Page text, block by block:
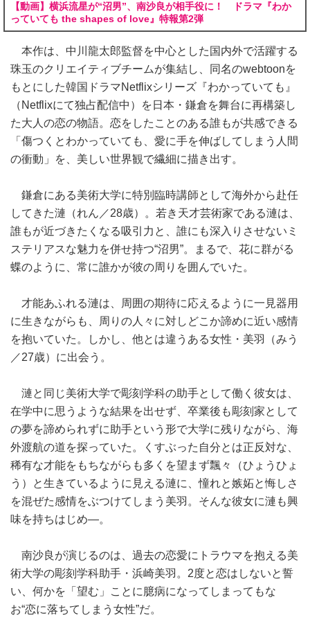
【動画】横浜流星が“沼男”、南沙良が相手役に！ ドラマ『わか
っていても the shapes of love』特報第2弾
本作は、中川龍太郎監督を中心とした国内外で活躍する
珠玉のクリエイティブチームが集結し、同名のwebtoonを
もとにした韓国ドラマNetflixシリーズ『わかっていても』
（Netflixにて独占配信中）を日本・鎌倉を舞台に再構築し
た大人の恋の物語。恋をしたことのある誰もが共感できる
「傷つくとわかっていても、愛に手を伸ばしてしまう人間
の衝動」を、美しい世界観で繊細に描き出す。
鎌倉にある美術大学に特別臨時講師として海外から赴任
してきた漣（れん／28歳）。若き天才芸術家である漣は、
誰もが近づきたくなる吸引力と、誰にも深入りさせないミ
ステリアスな魅力を併せ持つ“沼男”。まるで、花に群がる
蝶のように、常に誰かが彼の周りを囲んでいた。
才能あふれる漣は、周囲の期待に応えるように一見器用
に生きながらも、周りの人々に対しどこか諦めに近い感情
を抱いていた。しかし、他とは違うある女性・美羽（みう
／27歳）に出会う。
漣と同じ美術大学で彫刻学科の助手として働く彼女は、
在学中に思うような結果を出せず、卒業後も彫刻家として
の夢を諦められずに助手という形で大学に残りながら、海
外渡航の道を探っていた。くすぶった自分とは正反対な、
稀有な才能をもちながらも多くを望まず飄々（ひょうひょ
う）と生きているように見える漣に、憧れと嫉妬と悔しさ
を混ぜた感情をぶつけてしまう美羽。そんな彼女に漣も興
味を持ちはじめ―。
南沙良が演じるのは、過去の恋愛にトラウマを抱える美
術大学の彫刻学科助手・浜崎美羽。2度と恋はしないと誓
い、何かを「望む」ことに臆病になってしまってもな
お“恋に落ちてしまう女性”だ。